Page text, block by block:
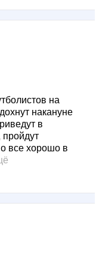
на
накануне
в
все хорошо в